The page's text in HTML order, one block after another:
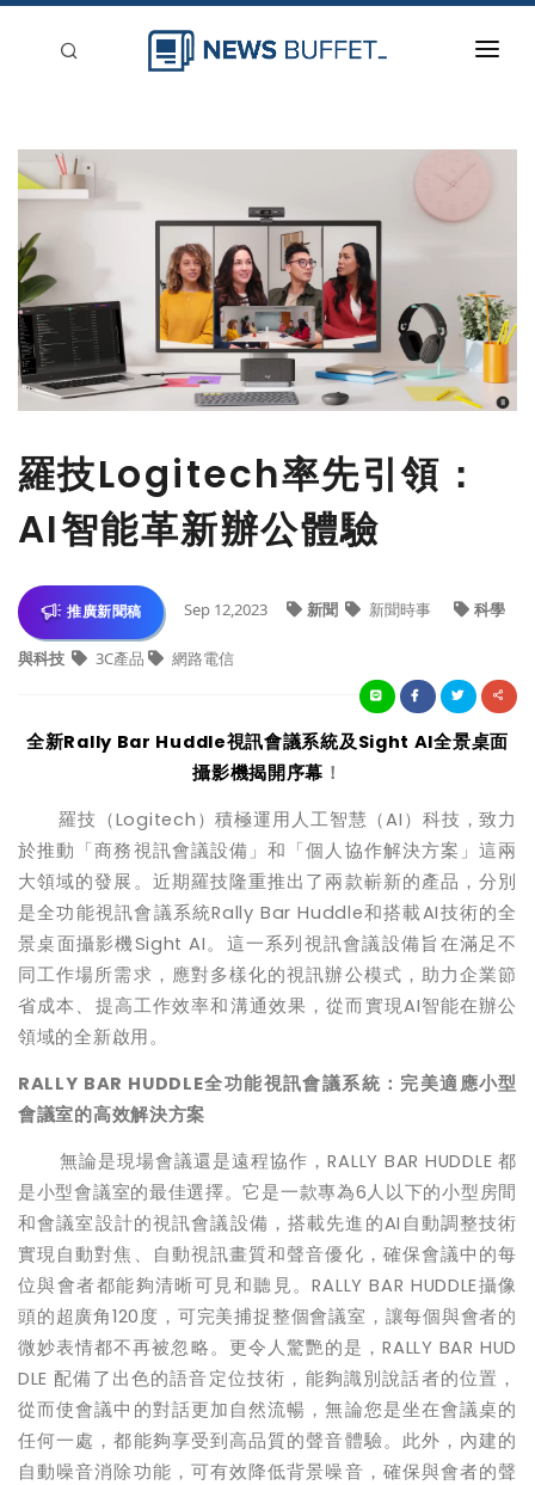
新聞稿分類
羅技Logitech率先引領：
AI智能革新辦公體驗
推廣新聞稿 Sep 12,2023 新聞 新聞時事 科學
與科技 3C產品 網路電信
全新Rally Bar Huddle視訊會議系統及Sight AI全景桌面
攝影機揭開序幕 ！
羅技（Logitech）積極運用人工智慧（AI）科技，致力
於推動「商務視訊會議設備」和「個人協作解決方案」這兩
大領域的發展。近期羅技隆重推出了兩款嶄新的產品，分別
是全功能視訊會議系統Rally Bar Huddle和搭載AI技術的全
景桌面攝影機Sight AI。這一系列視訊會議設備旨在滿足不
同工作場所需求，應對多樣化的視訊辦公模式，助力企業節
省成本、提高工作效率和溝通效果，從而實現AI智能在辦公
領域的全新啟用。
RALLY BAR HUDDLE全功能視訊會議系統：完美適應小型
會議室的高效解決方案
無論是現場會議還是遠程協作，RALLY BAR HUDDLE 都
是小型會議室的最佳選擇。它是一款專為6人以下的小型房間
和會議室設計的視訊會議設備，搭載先進的AI自動調整技術
實現自動對焦、自動視訊畫質和聲音優化，確保會議中的每
位與會者都能夠清晰可見和聽見。RALLY BAR HUDDLE攝像
頭的超廣角120度，可完美捕捉整個會議室，讓每個與會者的
微妙表情都不再被忽略。更令人驚艷的是，RALLY BAR HUD
DLE 配備了出色的語音定位技術，能夠識別說話者的位置，
從而使會議中的對話更加自然流暢，無論您是坐在會議桌的
任何一處，都能夠享受到高品質的聲音體驗。此外，內建的
自動噪音消除功能，可有效降低背景噪音，確保與會者的聲